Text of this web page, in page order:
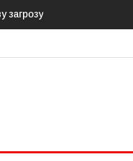
Естонія посилює кордон